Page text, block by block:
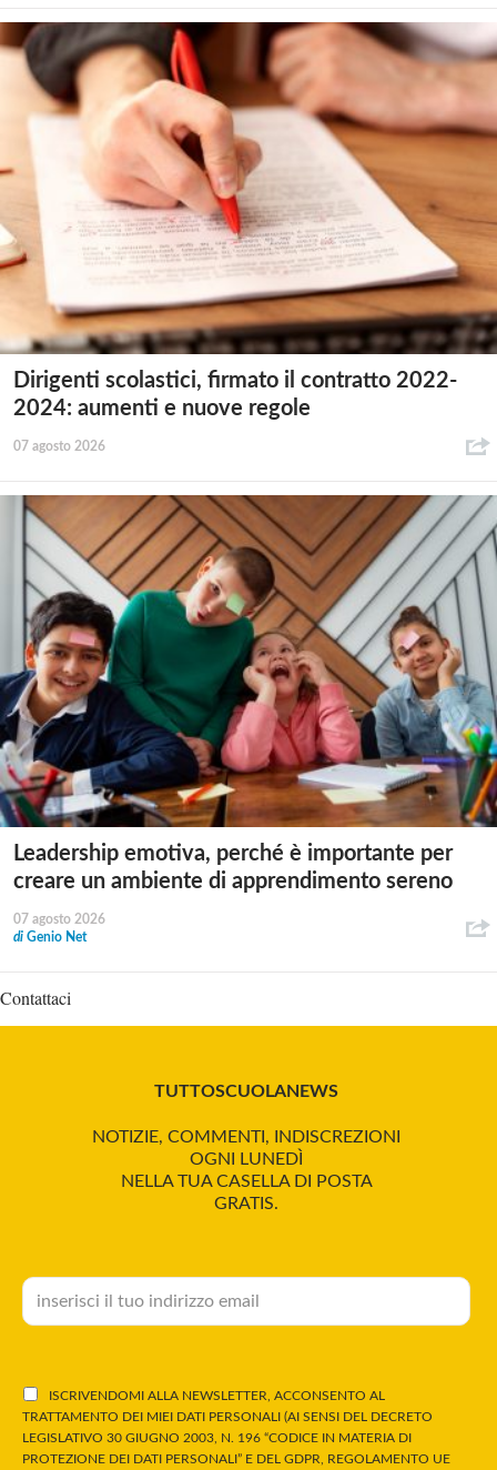
Dirigenti scolastici, firmato il contratto 2022-
2024: aumenti e nuove regole
07 agosto 2026
Leadership emotiva, perché è importante per
creare un ambiente di apprendimento sereno
07 agosto 2026
di Genio Net
Contattaci
TUTTOSCUOLANEWS
NOTIZIE, COMMENTI, INDISCREZIONI
OGNI LUNEDÌ
NELLA TUA CASELLA DI POSTA
GRATIS.
ISCRIVENDOMI ALLA NEWSLETTER, ACCONSENTO AL
TRATTAMENTO DEI MIEI DATI PERSONALI (AI SENSI DEL DECRETO
LEGISLATIVO 30 GIUGNO 2003, N. 196 “CODICE IN MATERIA DI
PROTEZIONE DEI DATI PERSONALI” E DEL GDPR, REGOLAMENTO UE